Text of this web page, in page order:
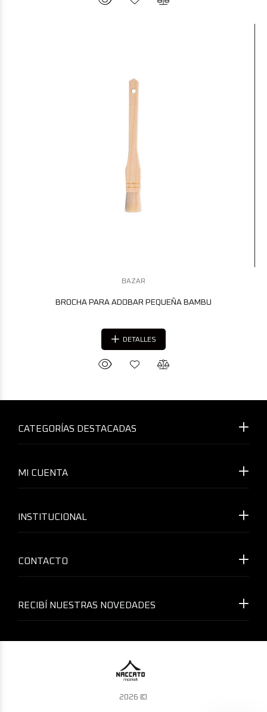
BAZAR
BROCHA PARA ADOBAR PEQUEÑA BAMBU
DETALLES
RECIBÍ NUESTRAS NOVEDADES
CATEGORÍAS DESTACADAS
MI CUENTA
INSTITUCIONAL
CONTACTO
2026 ©